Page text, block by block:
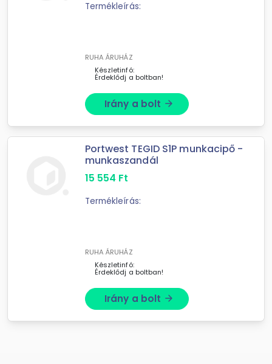
Termékleírás:
RUHA ÁRUHÁZ
Készletinfó:
Érdeklődj a boltban!
Irány a bolt arrow_forward
Portwest TEGID S1P munkacipő -
munkaszandál
15 554 Ft
Termékleírás:
RUHA ÁRUHÁZ
Készletinfó:
Érdeklődj a boltban!
Irány a bolt arrow_forward